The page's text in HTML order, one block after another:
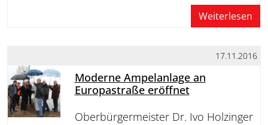
Weiterlesen
17.11.2016
Moderne Ampelanlage an
Europastraße eröffnet
Oberbürgermeister Dr. Ivo Holzinger